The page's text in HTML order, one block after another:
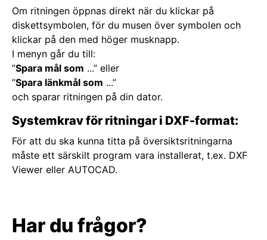
Om ritningen öppnas direkt när du klickar på
diskettsymbolen, för du musen över symbolen och
klickar på den med höger musknapp.
I menyn går du till:
”Spara mål som ...” eller
”Spara länkmål som ...”
och sparar ritningen på din dator.
Systemkrav för ritningar i DXF-format:
För att du ska kunna titta på översiktsritningarna
måste ett särskilt program vara installerat, t.ex. DXF
Viewer eller AUTOCAD.
Har du frågor?